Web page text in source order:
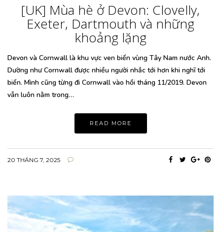
[UK] Mùa hè ở Devon: Clovelly,
Exeter, Dartmouth và những
khoảng lặng
Devon và Cornwall là khu vực ven biển vùng Tây Nam nước Anh.
Dường như Cornwall được nhiều người nhắc tới hơn khi nghĩ tới
biển. Mình cũng từng đi Cornwall vào hồi tháng 11/2019. Devon
vẫn luôn nằm trong…
READ MORE
20 THÁNG 7, 2025